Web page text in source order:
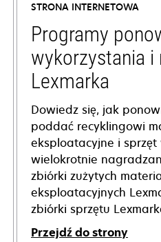
new
tab
STRONA INTERNETOWA
Programy
wykorzystania i
Lexmarka
Dowiedz się, jak
poddać recyklingowi
eksploatacyjne i sprzęt
wielokrotnie
zbiórki zużytych
eksploatacyjnych
zbiórki sprzętu
Przejdź do strony